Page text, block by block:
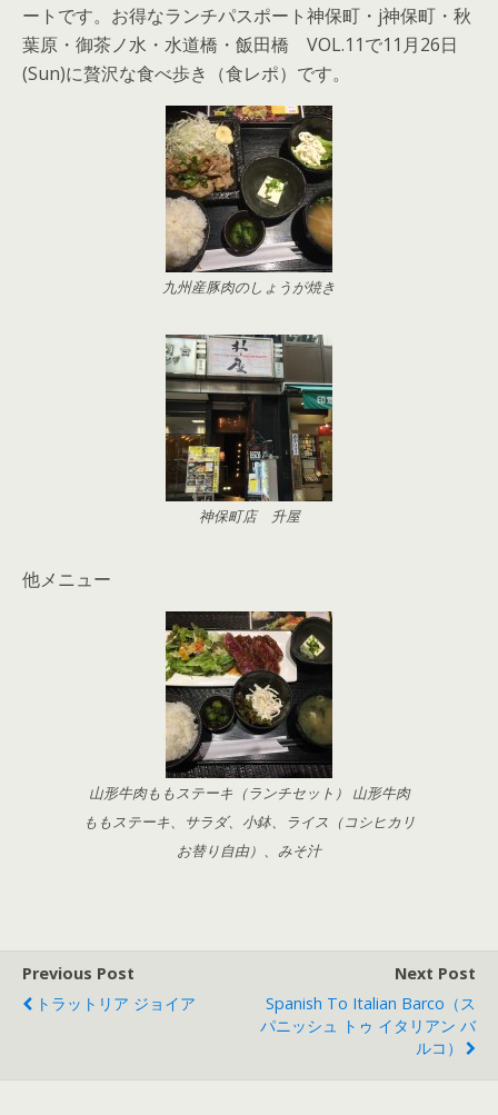
ートです。お得なランチパスポート神保町・j神保町・秋
葉原・御茶ノ水・水道橋・飯田橋 VOL.11で11月26日
(Sun)に贅沢な食べ歩き（食レポ）です。
九州産豚肉のしょうが焼き
神保町店 升屋
他メニュー
山形牛肉ももステーキ（ランチセット） 山形牛肉
ももステーキ、サラダ、小鉢、ライス（コシヒカリ
お替り自由）、みそ汁
Previous Post
トラットリア ジョイア
Next Post
Spanish To Italian Barco（ス
パニッシュ トゥ イタリアン バ
ルコ）